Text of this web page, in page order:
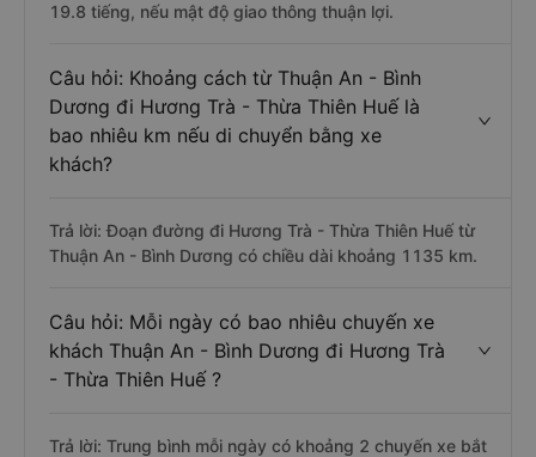
19.8 tiếng, nếu mật độ giao thông thuận lợi.
Câu hỏi: Khoảng cách từ Thuận An - Bình
Dương đi Hương Trà - Thừa Thiên Huế là
bao nhiêu km nếu di chuyển bằng xe
khách?
Trả lời: Đoạn đường đi Hương Trà - Thừa Thiên Huế từ
Thuận An - Bình Dương có chiều dài khoảng 1135 km.
Câu hỏi: Mỗi ngày có bao nhiêu chuyến xe
khách Thuận An - Bình Dương đi Hương Trà
- Thừa Thiên Huế ?
Trả lời: Trung bình mỗi ngày có khoảng 2 chuyến xe bắt